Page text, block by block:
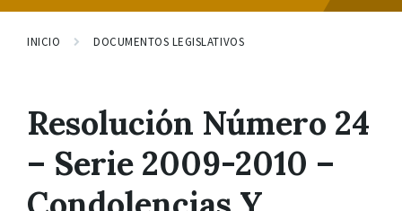
INICIO DOCUMENTOS LEGISLATIVOS
Resolución Número 24
– Serie 2009-2010 –